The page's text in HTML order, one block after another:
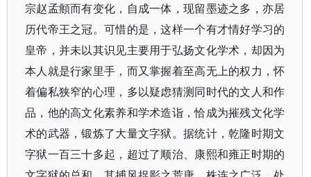
宗赵孟頫而有变化，自成一体，现留墨迹之多，亦居
历代帝王之冠。可惜的是，这样一个有才情好学习的
皇帝，并未以其识见主要用于弘扬文化学术，却因为
本人就是行家里手，而又掌握着至高无上的权力，怀
着偏私狭窄的心理，多以疑虑猜测同时代的文人和作
品，他的高文化素养和学术造诣，恰成为摧残文化学
术的武器，锻炼了大量文字狱。据统计，乾隆时期文
字狱一百三十多起，超过了顺治、康熙和雍正时期的